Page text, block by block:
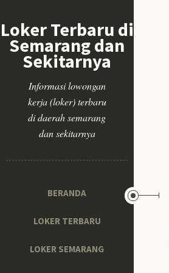
Loker Terbaru di
Semarang dan
Sekitarnya
Informasi lowongan
kerja (loker) terbaru
di daerah semarang
dan sekitarnya
BERANDA
LOKER TERBARU
LOKER SEMARANG